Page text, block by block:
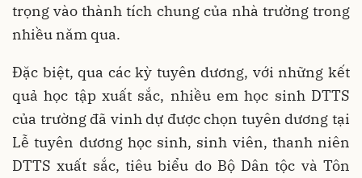
trọng vào thành tích chung của nhà trường trong
nhiều năm qua.
Đặc biệt, qua các kỳ tuyên dương, với những kết
quả học tập xuất sắc, nhiều em học sinh DTTS
của trường đã vinh dự được chọn tuyên dương tại
Lễ tuyên dương học sinh, sinh viên, thanh niên
DTTS xuất sắc, tiêu biểu do Bộ Dân tộc và Tôn